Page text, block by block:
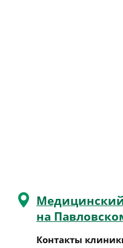
на
Контакты